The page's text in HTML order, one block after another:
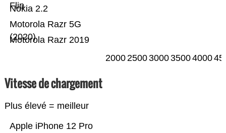
Motorola Razr 2019
Motorola Razr 5G
(2020)
Nokia 2.2
Flip
20002500300035004000
Vitesse de chargement
Plus élevé = meilleur
Apple iPhone 12 Pro